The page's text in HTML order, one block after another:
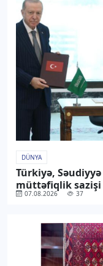
DÜNYA
Türkiyə,
müttəfiqlik sazişi
07.08.2026 37